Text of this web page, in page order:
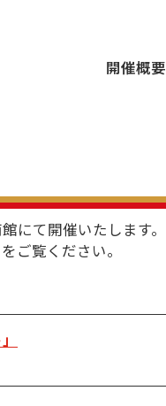
開催概要
にて開催いたします。
ご覧ください。